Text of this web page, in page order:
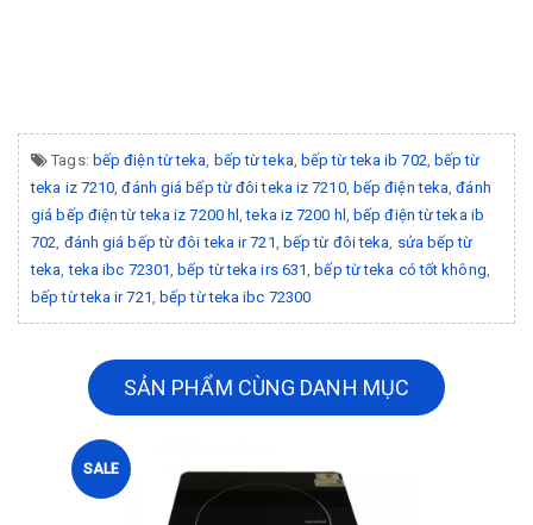
Tags: bếp điện từ teka, bếp từ teka, bếp từ teka ib 702, bếp từ
teka iz 7210,đánh giá bếp từ đôi teka iz 7210, bếp điện teka,đánh
giá bếp điện từ teka iz 7200 hl,teka iz 7200 hl , bếp điện từ teka ib
702, đánh giá bếp từ đôi teka ir 721, bếp từ đôi teka, sửa bếp từ
teka,teka ibc 72301, bếp từ teka irs 631, bếp từ teka có tốt không,
bếp từ teka ir 721, bếp từ teka ibc 72300
SẢN PHẨM CÙNG DANH MỤC
SALE